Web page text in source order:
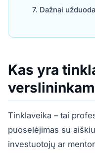
Dažnai
Kas yra
Tinklaveika – tai
puoselėjimas su
investuotojų ar